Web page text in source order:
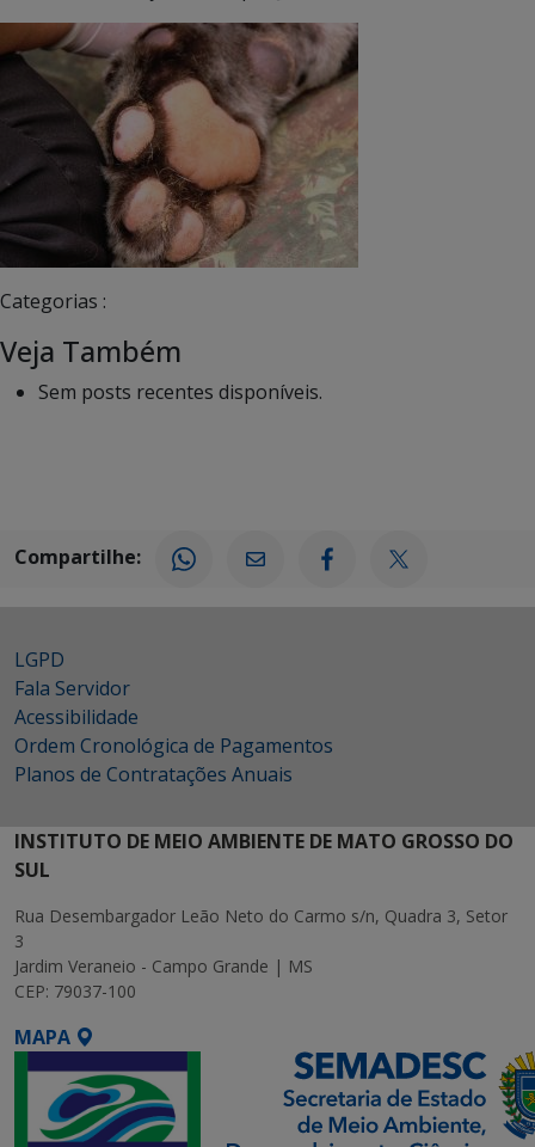
Categorias :
Veja Também
Sem posts recentes disponíveis.
Compartilhe:
LGPD
Fala Servidor
Acessibilidade
Ordem Cronológica de Pagamentos
Planos de Contratações Anuais
INSTITUTO DE MEIO AMBIENTE DE MATO GROSSO DO
SUL
Rua Desembargador Leão Neto do Carmo s/n, Quadra 3, Setor
3
Jardim Veraneio - Campo Grande | MS
CEP: 79037-100
MAPA